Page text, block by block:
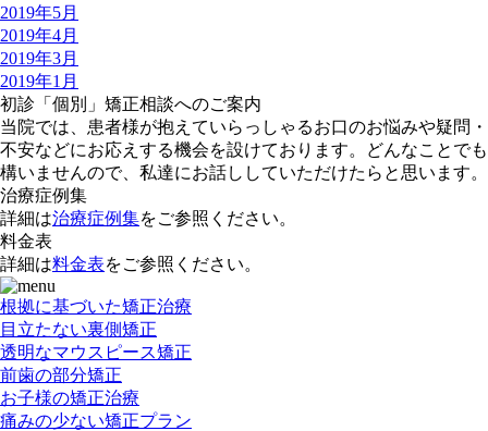
2019年5月
2019年4月
2019年3月
2019年1月
初診「個別」矯正相談へのご案内
当院では、患者様が抱えていらっしゃるお口のお悩みや疑問・
不安などにお応えする機会を設けております。どんなことでも
構いませんので、私達にお話ししていただけたらと思います。
治療症例集
詳細は治療症例集をご参照ください。
料金表
詳細は料金表をご参照ください。
根拠に基づいた矯正治療
目立たない裏側矯正
透明なマウスピース矯正
前歯の部分矯正
お子様の矯正治療
痛みの少ない矯正プラン